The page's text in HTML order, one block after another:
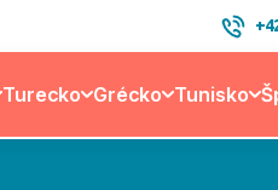
Turecko Grécko Tunisko